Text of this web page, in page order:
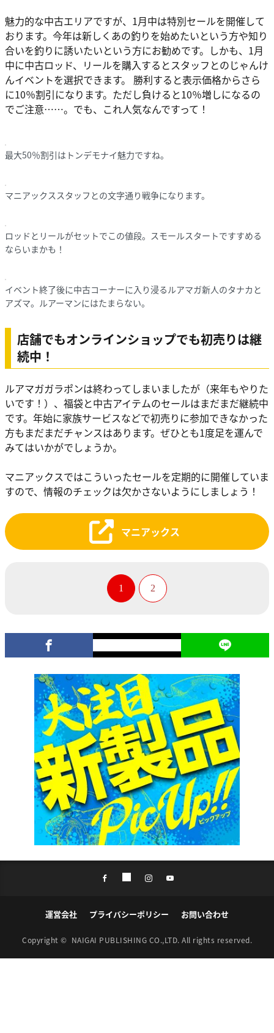
魅力的な中古エリアですが、1月中は特別セールを開催して
おります。今年は新しくあの釣りを始めたいという方や知り
合いを釣りに誘いたいという方にお勧めです。しかも、1月
中に中古ロッド、リールを購入するとスタッフとのじゃんけ
んイベントを選択できます。 勝利すると表示価格からさら
に10％割引になります。ただし負けると10％増しになるの
でご注意……。でも、これ人気なんですって！
最大50％割引はトンデモナイ魅力ですね。
マニアックススタッフとの文字通り戦争になります。
ロッドとリールがセットでこの値段。スモールスタートですすめる
ならいまかも！
イベント終了後に中古コーナーに入り浸るルアマガ新人のタナカと
アズマ。ルアーマンにはたまらない。
店舗でもオンラインショップでも初売りは継
続中！
ルアマガガラポンは終わってしまいましたが（来年もやりた
いです！）、福袋と中古アイテムのセールはまだまだ継続中
です。年始に家族サービスなどで初売りに参加できなかった
方もまだまだチャンスはあります。ぜひとも1度足を運んで
みてはいかがでしょうか。
マニアックスではこういったセールを定期的に開催していま
すので、情報のチェックは欠かさないようにしましょう！
マニアックス
1 2
運営会社 プライバシーポリシー お問い合わせ
Copyright © NAIGAI PUBLISHING CO.,LTD. All rights reserved.